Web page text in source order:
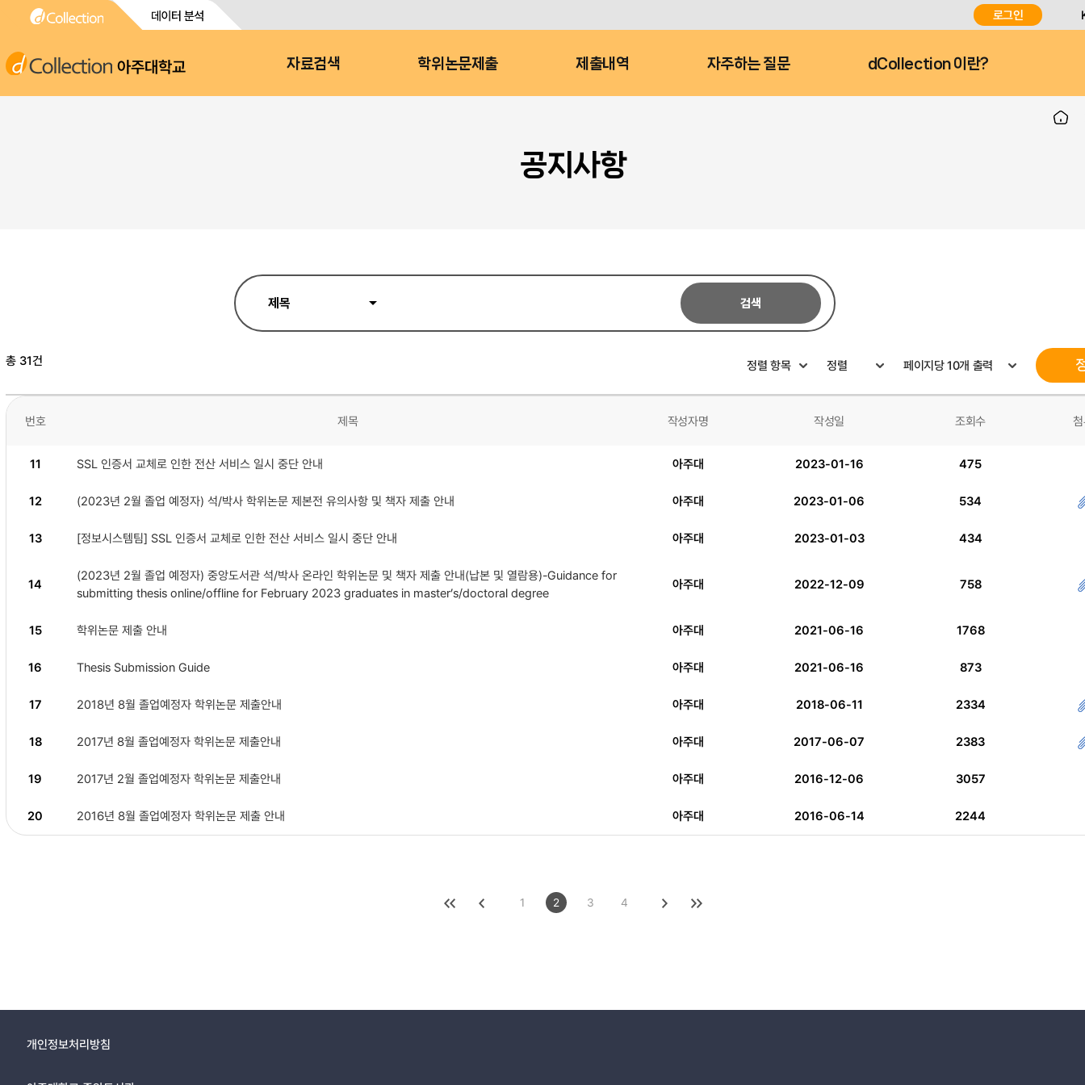
로그인
아주대학교 자료검색 학위논문제출 제출내역 자주하는 질문 dCollection 이란?
공지사항
총 31건
번호 제목 작성자명 작성일 조회수
11 SSL 인증서 교체로 인한 전산 서비스 일시 중단 안내 아주대 2023-01-16 475
12 (2023년 2월 졸업 예정자) 석/박사 학위논문 제본전 유의사항 및 책자 제출 안내 아주대 2023-01-06 534
13 [정보시스템팀] SSL 인증서 교체로 인한 전산 서비스 일시 중단 안내 아주대 2023-01-03 434
14
(2023년 2월 졸업 예정자) 중앙도서관 석/박사 온라인 학위논문 및 책자 제출 안내(납본 및 열람용)-Guidance for
submitting thesis online/offline for February 2023 graduates in master’s/doctoral degree
아주대 2022-12-09 758
15 학위논문 제출 안내 아주대 2021-06-16 1768
16 Thesis Submission Guide 아주대 2021-06-16 873
17 2018년 8월 졸업예정자 학위논문 제출안내 아주대 2018-06-11 2334
18 2017년 8월 졸업예정자 학위논문 제출안내 아주대 2017-06-07 2383
19 2017년 2월 졸업예정자 학위논문 제출안내 아주대 2016-12-06 3057
20 2016년 8월 졸업예정자 학위논문 제출 안내 아주대 2016-06-14 2244
1 2 3 4
개인정보처리방침